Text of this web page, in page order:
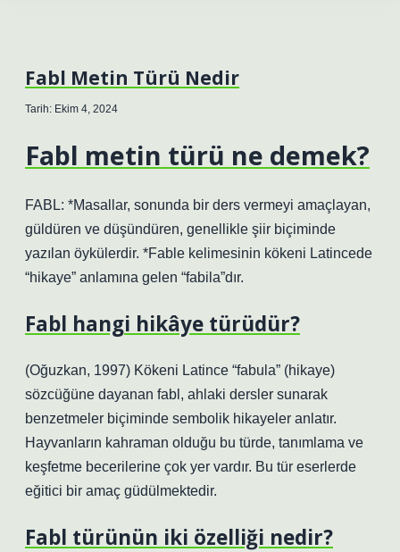
Fabl Metin Türü Nedir
Tarih: Ekim 4, 2024
Fabl metin türü ne demek?
FABL: *Masallar, sonunda bir ders vermeyi amaçlayan,
güldüren ve düşündüren, genellikle şiir biçiminde
yazılan öykülerdir. *Fable kelimesinin kökeni Latincede
“hikaye” anlamına gelen “fabila”dır.
Fabl hangi hikâye türüdür?
(Oğuzkan, 1997) Kökeni Latince “fabula” (hikaye)
sözcüğüne dayanan fabl, ahlaki dersler sunarak
benzetmeler biçiminde sembolik hikayeler anlatır.
Hayvanların kahraman olduğu bu türde, tanımlama ve
keşfetme becerilerine çok yer vardır. Bu tür eserlerde
eğitici bir amaç güdülmektedir.
Fabl türünün iki özelliği nedir?